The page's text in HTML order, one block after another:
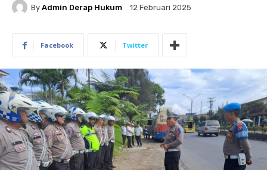
By Admin Derap Hukum 12 Februari 2025
Facebook Twitter